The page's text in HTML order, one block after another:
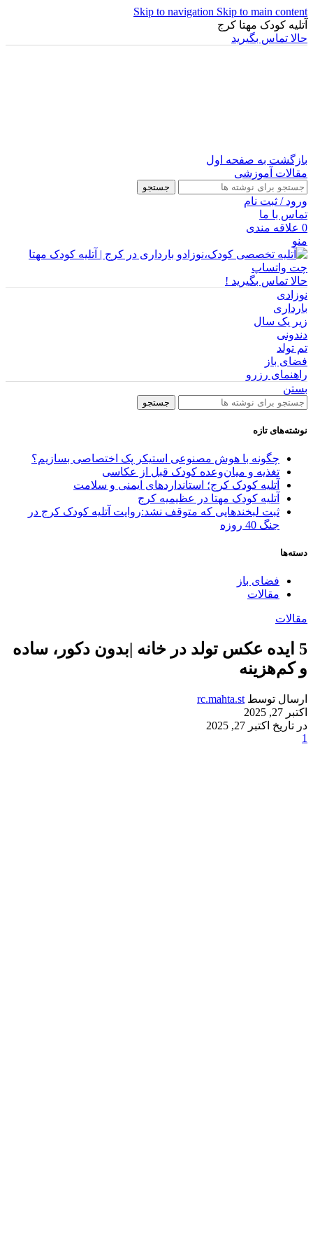
Skip to navigation Skip to main content
آتلیه کودک مهتا کرج
حالا تماس بگیرید
بازگشت به صفحه اول
مقالات آموزشی
جستجو
ورود / ثبت نام
تماس با ما
0 علاقه مندی
منو
چت واتساپ
حالا تماس بگیرید !
نوزادی
بارداری
زیر یک سال
دندونی
تم تولد
فضای باز
راهنمای رزرو
بستن
جستجو
نوشته‌های تازه
چگونه با هوش مصنوعی استیکر پک اختصاصی بسازیم؟
تغذیه و میان‌وعده کودک قبل از عکاسی
آتلیه کودک کرج؛ استانداردهای ایمنی و سلامت
آتلیه کودک مهتا در عظیمیه کرج
ثبت لبخندهایی که متوقف نشد:روایت آتلیه کودک کرج در
جنگ 40 روزه
دسته‌ها
فضای باز
مقالات
مقالات
5 ایده عکس تولد در خانه |بدون دکور، ساده
و کم‌هزینه
ارسال توسط rc.mahta.st
اکتبر 27, 2025
در تاریخ اکتبر 27, 2025
1